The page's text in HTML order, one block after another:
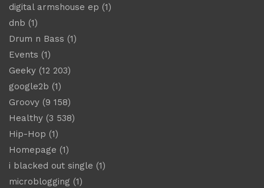
digital armshouse ep (1)
dnb (1)
Drum n Bass (1)
Events (1)
Geeky (12 203)
google2b (1)
Groovy (9 158)
Healthy (3 538)
Hip-Hop (1)
Homepage (1)
i blacked out single (1)
microblogging (1)